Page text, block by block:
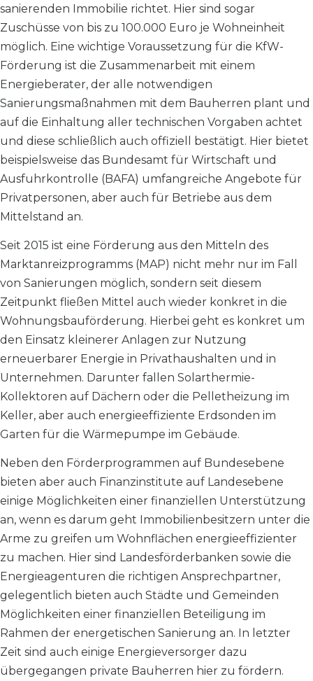
sanierenden Immobilie richtet. Hier sind sogar
Zuschüsse von bis zu 100.000 Euro je Wohneinheit
möglich. Eine wichtige Voraussetzung für die KfW-
Förderung ist die Zusammenarbeit mit einem
Energieberater, der alle notwendigen
Sanierungsmaßnahmen mit dem Bauherren plant und
auf die Einhaltung aller technischen Vorgaben achtet
und diese schließlich auch offiziell bestätigt. Hier bietet
beispielsweise das Bundesamt für Wirtschaft und
Ausfuhrkontrolle (BAFA) umfangreiche Angebote für
Privatpersonen, aber auch für Betriebe aus dem
Mittelstand an.
Seit 2015 ist eine Förderung aus den Mitteln des
Marktanreizprogramms (MAP) nicht mehr nur im Fall
von Sanierungen möglich, sondern seit diesem
Zeitpunkt fließen Mittel auch wieder konkret in die
Wohnungsbauförderung. Hierbei geht es konkret um
den Einsatz kleinerer Anlagen zur Nutzung
erneuerbarer Energie in Privathaushalten und in
Unternehmen. Darunter fallen Solarthermie-
Kollektoren auf Dächern oder die Pelletheizung im
Keller, aber auch energieeffiziente Erdsonden im
Garten für die Wärmepumpe im Gebäude.
Neben den Förderprogrammen auf Bundesebene
bieten aber auch Finanzinstitute auf Landesebene
einige Möglichkeiten einer finanziellen Unterstützung
an, wenn es darum geht Immobilienbesitzern unter die
Arme zu greifen um Wohnflächen energieeffizienter
zu machen. Hier sind Landesförderbanken sowie die
Energieagenturen die richtigen Ansprechpartner,
gelegentlich bieten auch Städte und Gemeinden
Möglichkeiten einer finanziellen Beteiligung im
Rahmen der energetischen Sanierung an. In letzter
Zeit sind auch einige Energieversorger dazu
übergegangen private Bauherren hier zu fördern.